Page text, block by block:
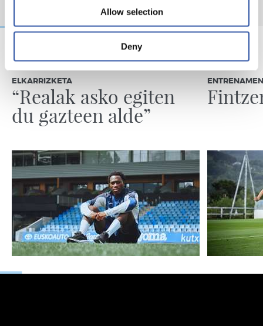
Allow selection
Deny
ELKARRIZKETA
“Realak asko egiten
du gazteen alde”